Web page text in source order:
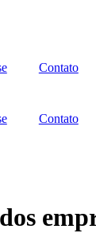
Contato
Contato